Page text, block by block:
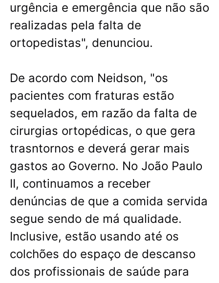
urgência e emergência que não são
realizadas pela falta de
ortopedistas", denunciou.
De acordo com Neidson, "os
pacientes com fraturas estão
sequelados, em razão da falta de
cirurgias ortopédicas, o que gera
trasntornos e deverá gerar mais
gastos ao Governo. No João Paulo
II, continuamos a receber
denúncias de que a comida servida
segue sendo de má qualidade.
Inclusive, estão usando até os
colchões do espaço de descanso
dos profissionais de saúde para